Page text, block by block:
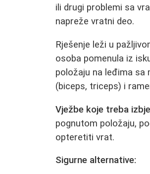
ili drugi problemi sa
napreže vratni deo.
Rješenje leži u
osoba pomenula iz
položaju na leđima sa
(biceps, triceps) i
Vježbe koje treba
pognutom položaju,
opteretiti vrat.
Sigurne alternative: